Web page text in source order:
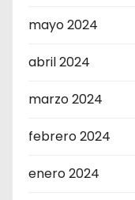
mayo 2024
abril 2024
marzo 2024
febrero 2024
enero 2024